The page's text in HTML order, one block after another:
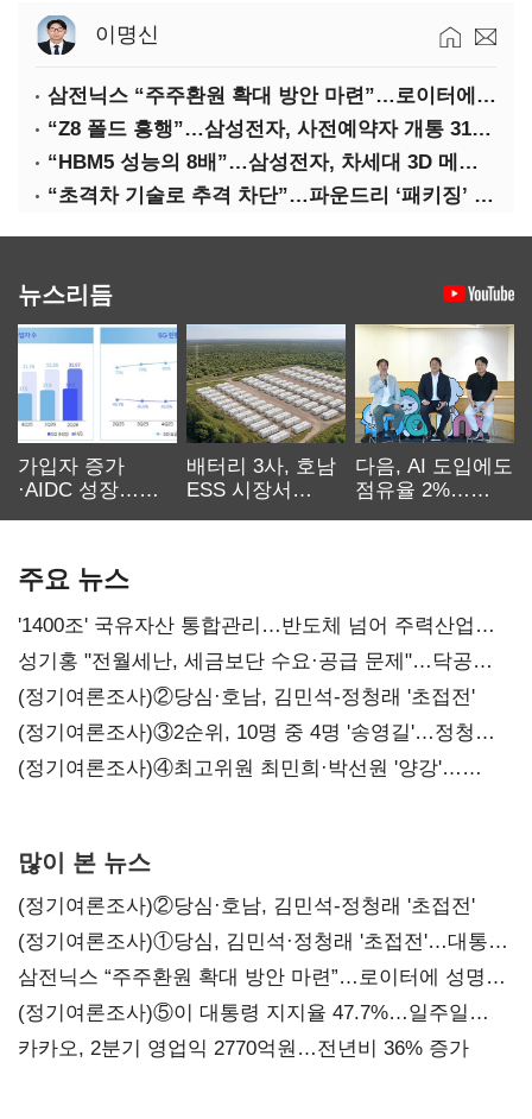
이명신
삼전닉스 “주주환원 확대 방안 마련”…로이터에 성명 보내
“Z8 폴드 흥행”…삼성전자, 사전예약자 개통 31일까지 연장
“HBM5 성능의 8배”…삼성전자, 차세대 3D 메모리 ‘zHBM’ 공개
“초격차 기술로 추격 차단”…파운드리 ‘패키징’ 각축전
뉴스리듬
가입자 증가
·AIDC 성장…
배터리 3사, 호남
ESS 시장서
다음, AI 도입에도
점유율 2%…
주요 뉴스
'1400조' 국유자산 통합관리…반도체 넘어 주력산업
구조혁신
성기홍 "전월세난, 세금보단 수요·공급 문제"…닥공
시사
(정기여론조사)②당심·호남, 김민석-정청래 '초접전'
(정기여론조사)③2순위, 10명 중 4명 '송영길'…정청래
'한 자릿수'
(정기여론조사)④최고위원 최민희·박선원 '양강'…
많이 본 뉴스
(정기여론조사)②당심·호남, 김민석-정청래 '초접전'
(정기여론조사)①당심, 김민석·정청래 '초접전'…대통령
지지도 '50% 아래로'(종합)
삼전닉스 “주주환원 확대 방안 마련”…로이터에 성명
보내
(정기여론조사)⑤이 대통령 지지율 47.7%…일주일
만에 다시 40%대
카카오, 2분기 영업익 2770억원…전년비 36% 증가